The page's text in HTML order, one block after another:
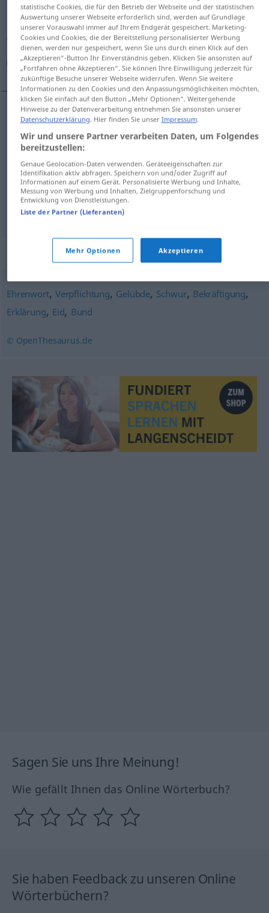
Übersicht aller Übersetzungen
(Für mehr Details die Übersetzung anklicken/antippen)
نذر, عهد, نذور, عهود
نذر [naðr]
عهد [ʕahd] Gelöbnis
Synonyme für "Gelöbnis"
Ehrenwort, Verpflichtung, Gelübde, Schwur, Bekräftigung,
Erklärung, Eid, Bund
© OpenThesaurus.de
Sagen Sie uns Ihre Meinung!
Wie gefällt Ihnen das Online Wörterbuch?
Sie haben Feedback zu unseren Online
Wörterbüchern?
statistische Cookies, die für den Betrieb der Webseite und der statistischen
Auswertung unserer Webseite erforderlich sind, werden auf Grundlage
unserer Vorauswahl immer auf Ihrem Endgerät gespeichert. Marketing-
Cookies und Cookies, die der Bereitstellung personalisierter Werbung
dienen, werden nur gespeichert, wenn Sie uns durch einen Klick auf den
„Akzeptieren“-Button Ihr Einverständnis geben. Klicken Sie ansonsten auf
„Fortfahren ohne Akzeptieren“. Sie können Ihre Einwilligung jederzeit für
zukünftige Besuche unserer Webseite widerrufen. Wenn Sie weitere
Informationen zu den Cookies und den Anpassungsmöglichkeiten möchten,
klicken Sie einfach auf den Button „Mehr Optionen“. Weitergehende
Hinweise zu der Datenverarbeitung entnehmen Sie ansonsten unserer
Datenschutzerklärung. Hier finden Sie unser Impressum.
Wir und unsere Partner verarbeiten Daten, um Folgendes
bereitzustellen:
Genaue Geolocation-Daten verwenden. Geräteeigenschaften zur
Identifikation aktiv abfragen. Speichern von und/oder Zugriff auf
Informationen auf einem Gerät. Personalisierte Werbung und Inhalte,
Messung von Werbung und Inhalten, Zielgruppenforschung und
Entwicklung von Dienstleistungen.
Liste der Partner (Lieferanten)
Mehr Optionen Akzeptieren